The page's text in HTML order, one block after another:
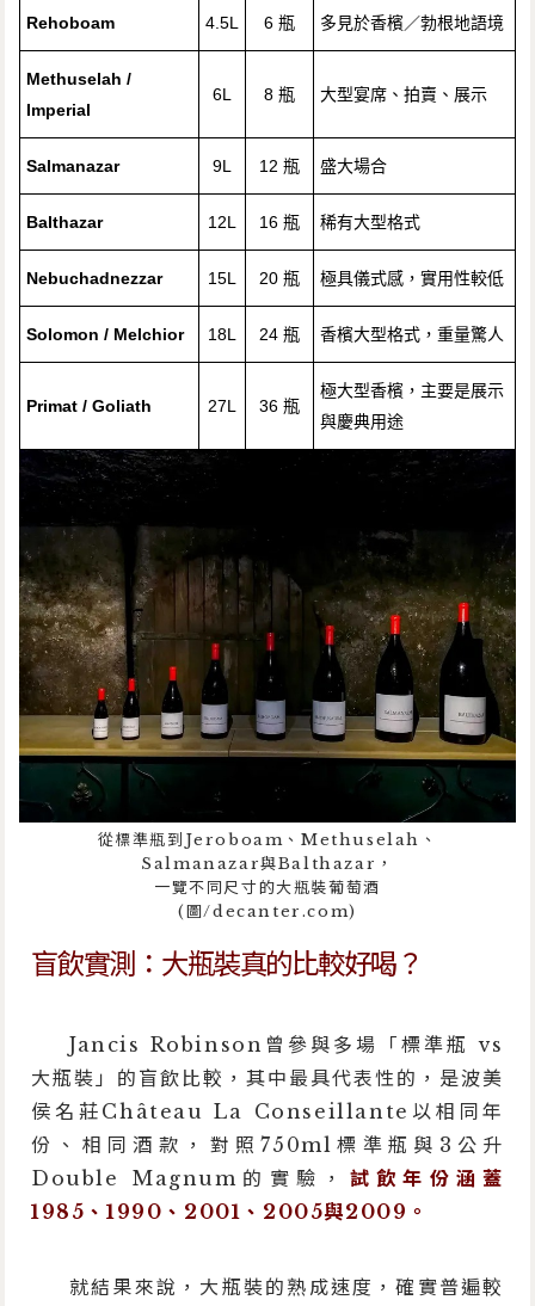
Rehoboam 4.5L 6 瓶 多見於香檳／勃根地語境
Methuselah /
Imperial
6L 8 瓶 大型宴席、拍賣、展示
Salmanazar 9L 12 瓶 盛大場合
Balthazar 12L 16 瓶 稀有大型格式
Nebuchadnezzar 15L 20 瓶 極具儀式感，實用性較低
Solomon / Melchior 18L 24 瓶 香檳大型格式，重量驚人
Primat / Goliath 27L 36 瓶
極大型香檳，主要是展示
與慶典用途
從標準瓶到Jeroboam、Methuselah、
Salmanazar與Balthazar，
一覽不同尺寸的大瓶裝葡萄酒
(圖/decanter.com)
盲飲實測：大瓶裝真的比較好喝？
Jancis Robinson曾參與多場「標準瓶 vs
大瓶裝」的盲飲比較，其中最具代表性的，是波美
侯名莊Château La Conseillante以相同年
份、相同酒款，對照750ml標準瓶與3公升
Double Magnum的實驗， 試飲年份涵蓋
1985、1990、2001、2005與2009。
就結果來說，大瓶裝的熟成速度，確實普遍較